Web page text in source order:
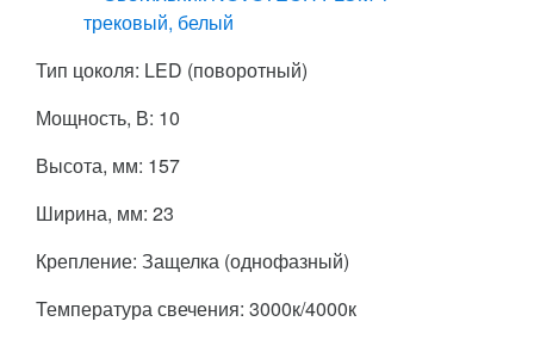
Тип цоколя: LED (поворотный)
Мощность, В: 10
Высота, мм: 157
Ширина, мм: 23
Крепление: Защелка (однофазный)
Температура свечения: 3000к/4000к